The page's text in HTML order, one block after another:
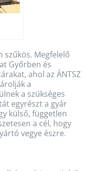
szűkös. Megfelelő
Győrben és
ahol az ÁNTSZ
a
a szükséges
egyrészt a gyár
külső, független
a cél, hogy
vegye észre.